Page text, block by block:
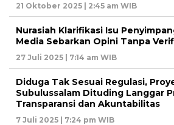
21 Oktober 2025 | 2:45 am WIB
Nurasiah Klarifikasi Isu
Media Sebarkan Opini Tanpa
27 Juli 2025 | 7:14 am WIB
Diduga Tak Sesuai Regulasi,
Subulussalam Dituding Langgar
Transparansi dan Akuntabilitas
7 Juli 2025 | 7:24 pm WIB